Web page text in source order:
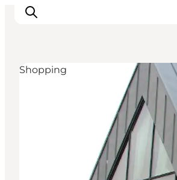
Overnatning
Planlæg ferien
Shopping